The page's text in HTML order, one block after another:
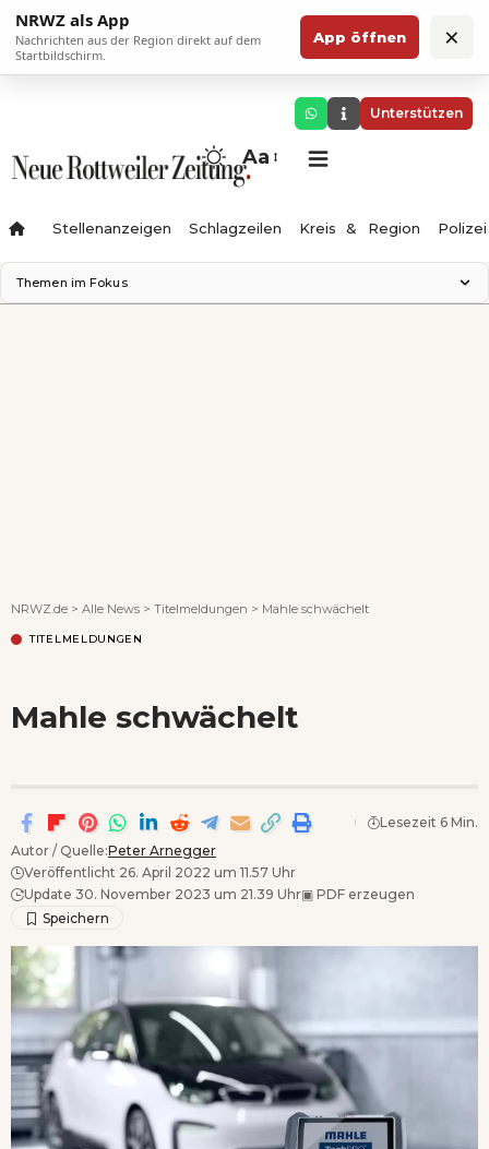
NRWZ als App
Nachrichten aus der Region direkt auf dem
Startbildschirm.
App öffnen ×
Unterstützen
Aa
Stellenanzeigen Schlagzeilen Kreis & Region Polizei
Themen im Fokus
NRWZ.de > Alle News > Titelmeldungen > Mahle schwächelt
TITELMELDUNGEN
Mahle schwächelt
Autor / Quelle:Peter Arnegger
Veröffentlicht 26. April 2022 um 11.57 Uhr
Update 30. November 2023 um 21.39 Uhr▣ PDF erzeugen
Lesezeit 6 Min.